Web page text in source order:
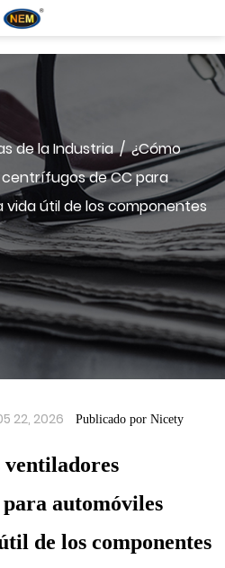
de la Industria/¿Cómo
de CC para
vida útil de los componentes
22, 2026 Publicado por Nicety
ventiladores
automóviles
de los componentes